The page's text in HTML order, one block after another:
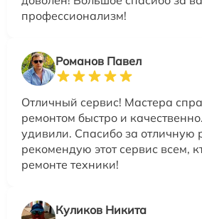
профессионализм!
Романов Павел
Отличный сервис! Мастера
ремонтом быстро и
удивили. Спасибо за отличную
рекомендую этот сервис всем,
ремонте техники!
Куликов Никита